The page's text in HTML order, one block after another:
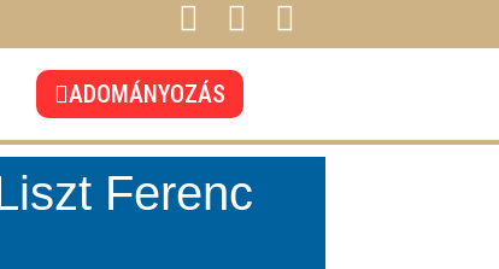
ADOMÁNYOZÁS
Ferenc